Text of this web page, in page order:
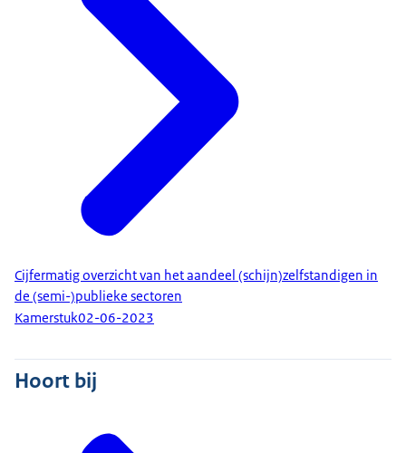
Cijfermatig overzicht van het aandeel (schijn)zelfstandigen in
de (semi-)publieke sectoren
Kamerstuk02-06-2023
Hoort bij